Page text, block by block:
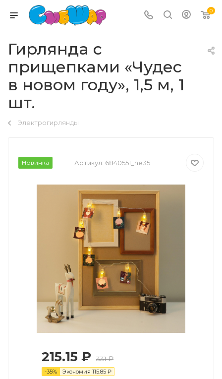
0
Гирлянда с
прищепками «Чудес
в новом году», 1,5 м, 1
шт.
Электрогирлянды
Новинка Артикул: 6840551_ne35
215.15 ₽ 331₽
-35% Экономия 115.85 ₽